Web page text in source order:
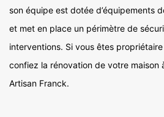
son équipe est dotée d’équipements
et met en place un périmètre de
interventions. Si vous êtes
confiez la rénovation de votre maison
Artisan Franck.